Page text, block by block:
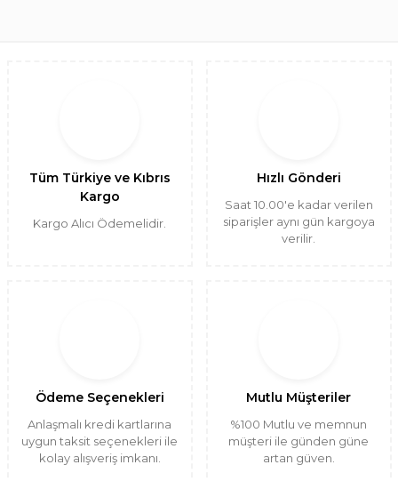
Tüm Türkiye ve Kıbrıs
Kargo
Kargo Alıcı Ödemelidir.
Hızlı Gönderi
Saat 10.00'e kadar verilen
siparişler aynı gün kargoya
verilir.
Ödeme Seçenekleri
Anlaşmalı kredi kartlarına
uygun taksit seçenekleri ile
kolay alışveriş imkanı.
Mutlu Müşteriler
%100 Mutlu ve memnun
müşteri ile günden güne
artan güven.